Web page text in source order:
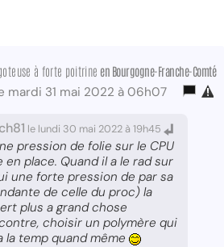
à forte poitrine en Bourgogne-Franche-Comté
mardi 31 mai 2022 à 06h07
le lundi 30 mai 2022 à 19h45
pression de folie sur le CPU
place. Quand il a le rad sur
une forte pression de par sa
de celle du proc) la
plus a grand chose
choisir un polymère qui
la temp quand même